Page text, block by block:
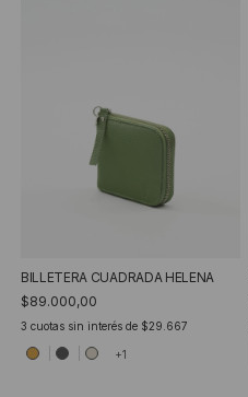
BILLETERA CUADRADA HELENA
$89.000,00
3 cuotas sin interés de $29.667
+1